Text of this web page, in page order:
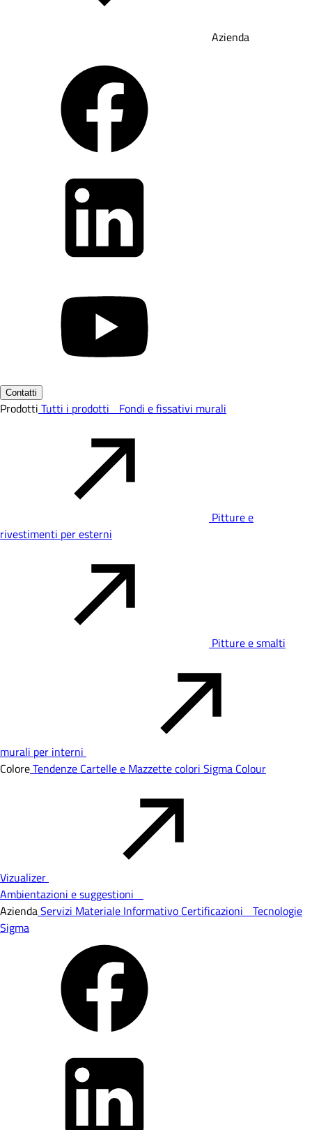
Azienda
Contatti
Prodotti Tutti i prodotti Fondi e fissativi murali
Pitture e
rivestimenti per esterni
Pitture e smalti
murali per interni
ColoreTendenze Cartelle e Mazzette colori Sigma Colour
Vizualizer
Ambientazioni e suggestioni
AziendaServizi Materiale Informativo Certificazioni Tecnologie
Sigma